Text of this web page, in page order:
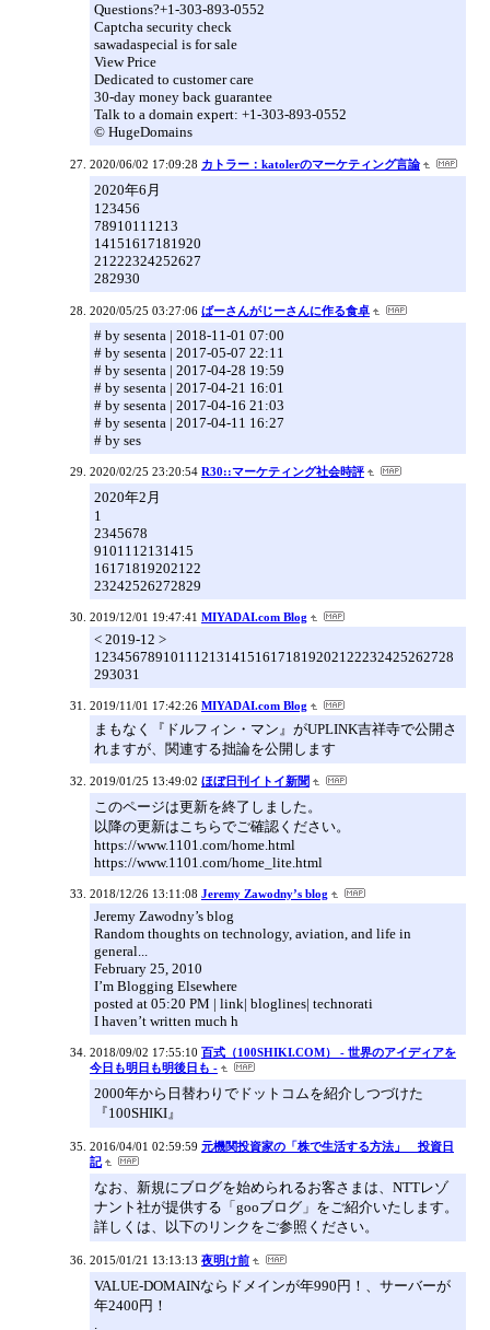
Questions?+1-303-893-0552
Captcha security check
sawadaspecial is for sale
View Price
Dedicated to customer care
30-day money back guarantee
Talk to a domain expert: +1-303-893-0552
© HugeDomains
2020/06/02 17:09:28 カトラー：katolerのマーケティング言論
2020年6月
123456
78910111213
14151617181920
21222324252627
282930
2020/05/25 03:27:06 ばーさんがじーさんに作る食卓
# by sesenta | 2018-11-01 07:00
# by sesenta | 2017-05-07 22:11
# by sesenta | 2017-04-28 19:59
# by sesenta | 2017-04-21 16:01
# by sesenta | 2017-04-16 21:03
# by sesenta | 2017-04-11 16:27
# by ses
2020/02/25 23:20:54 R30::マーケティング社会時評
2020年2月
1
2345678
9101112131415
16171819202122
23242526272829
2019/12/01 19:47:41 MIYADAI.com Blog
< 2019-12 >
12345678910111213141516171819202122232425262728
293031
2019/11/01 17:42:26 MIYADAI.com Blog
まもなく『ドルフィン・マン』がUPLINK吉祥寺で公開さ
れますが、関連する拙論を公開します
2019/01/25 13:49:02 ほぼ日刊イトイ新聞
このページは更新を終了しました。
以降の更新はこちらでご確認ください。
https://www.1101.com/home.html
https://www.1101.com/home_lite.html
2018/12/26 13:11:08 Jeremy Zawodny’s blog
Jeremy Zawodny’s blog
Random thoughts on technology, aviation, and life in
general...
February 25, 2010
I’m Blogging Elsewhere
posted at 05:20 PM | link| bloglines| technorati
I haven’t written much h
2018/09/02 17:55:10 百式（100SHIKI.COM） - 世界のアイディアを
今日も明日も明後日も -
2000年から日替わりでドットコムを紹介しつづけた
『100SHIKI』
2016/04/01 02:59:59 元機関投資家の「株で生活する方法」 投資日
記
なお、新規にブログを始められるお客さまは、NTTレゾ
ナント社が提供する「gooブログ」をご紹介いたします。
詳しくは、以下のリンクをご参照ください。
2015/01/21 13:13:13 夜明け前
VALUE-DOMAINならドメインが年990円！、サーバーが
年2400円！